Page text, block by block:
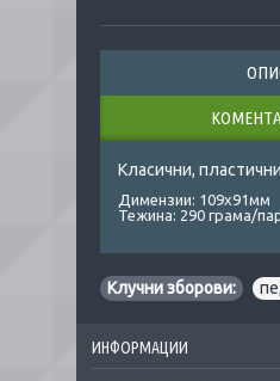
Класични,
Димензии: 109х91мм
Тежина: 290 грама/
Клучни зборови:
ИНФОРМАЦИИ